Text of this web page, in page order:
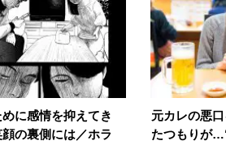
に感情を抑えてき
の裏側には／ホラ
元カレの悪
たつもりが